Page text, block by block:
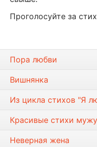
Проголосуйте за
Пора любви
Вишнянка
Из цикла стихов "Я
Красивые стихи мужу
Неверная жена